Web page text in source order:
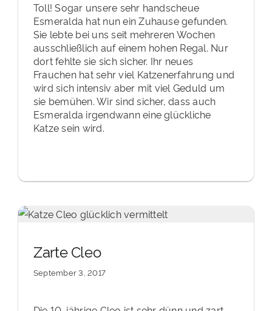
Toll! Sogar unsere sehr handscheue
Esmeralda hat nun ein Zuhause gefunden.
Sie lebte bei uns seit mehreren Wochen
ausschließlich auf einem hohen Regal. Nur
dort fehlte sie sich sicher. Ihr neues
Frauchen hat sehr viel Katzenerfahrung und
wird sich intensiv aber mit viel Geduld um
sie bemühen. Wir sind sicher, dass auch
Esmeralda irgendwann eine glückliche
Katze sein wird.
Zarte Cleo
September 3, 2017